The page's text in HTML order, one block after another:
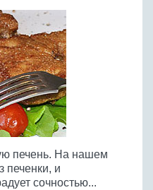
печень. На нашем
печенки, и
сочностью...